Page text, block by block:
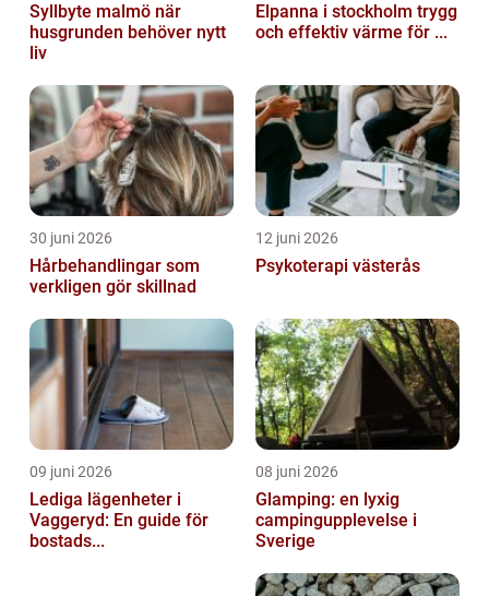
Syllbyte malmö när
husgrunden behöver nytt
liv
Elpanna i stockholm trygg
och effektiv värme för ...
30 juni 2026
Hårbehandlingar som
verkligen gör skillnad
12 juni 2026
Psykoterapi västerås
09 juni 2026
Lediga lägenheter i
Vaggeryd: En guide för
bostads...
08 juni 2026
Glamping: en lyxig
campingupplevelse i
Sverige